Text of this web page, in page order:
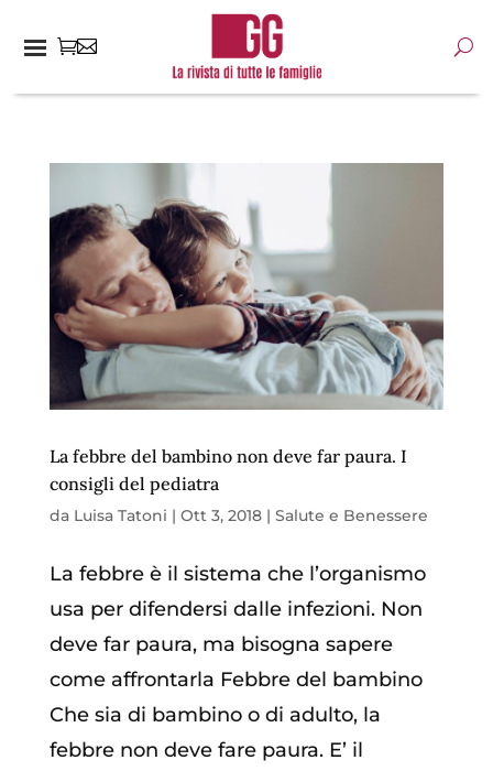
La febbre del bambino non deve far paura. I
consigli del pediatra
da Luisa Tatoni | Ott 3, 2018| Salute e Benessere
La febbre è il sistema che l’organismo
usa per difendersi dalle infezioni. Non
deve far paura, ma bisogna sapere
come affrontarla Febbre del bambino
Che sia di bambino o di adulto, la
febbre non deve fare paura. E’ il